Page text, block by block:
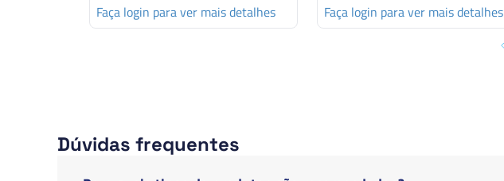
Faça login para ver mais detalhes Faça login para ver mais detalhes
Dúvidas frequentes